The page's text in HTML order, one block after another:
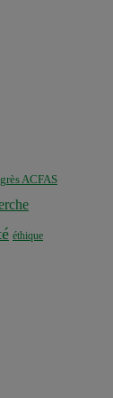
ACFAS
éthique